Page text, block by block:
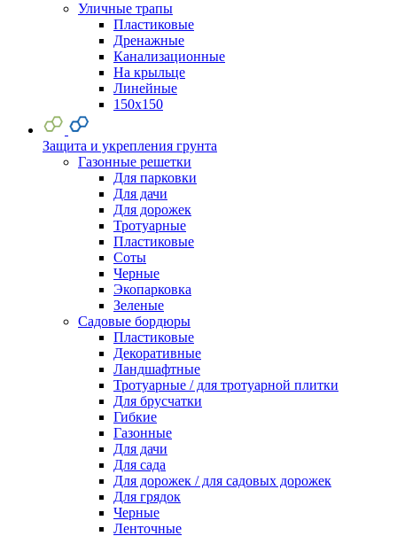
Уличные трапы
Пластиковые
Дренажные
Канализационные
На крыльце
Линейные
150х150
Защита и укрепления грунта
Газонные решетки
Для парковки
Для дачи
Для дорожек
Тротуарные
Пластиковые
Соты
Черные
Экопарковка
Зеленые
Садовые бордюры
Пластиковые
Декоративные
Ландшафтные
Тротуарные / для тротуарной плитки
Для брусчатки
Гибкие
Газонные
Для дачи
Для сада
Для дорожек / для садовых дорожек
Для грядок
Черные
Ленточные